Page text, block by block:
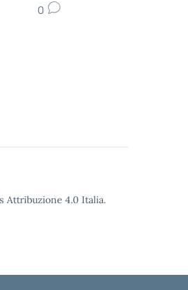
0
Attribuzione 4.0 Italia.